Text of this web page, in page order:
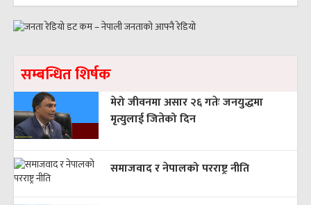
सम्बन्धित शिर्षक
मेरो जीवनमा असार २६ गतेः जनयुद्धमा
मृत्युलाई जितेको दिन
समाजवाद र नेपालको परराष्ट्र नीति